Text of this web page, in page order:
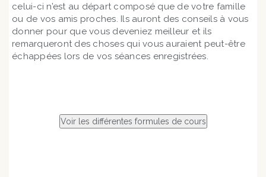
celui-ci n’est au départ composé que de votre famille
ou de vos amis proches. Ils auront des conseils à vous
donner pour que vous deveniez meilleur et ils
remarqueront des choses qui vous auraient peut-être
échappées lors de vos séances enregistrées.